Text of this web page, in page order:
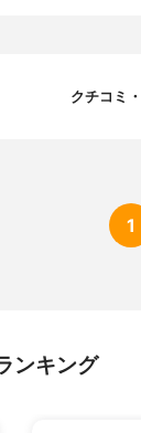
クチコミ
1
ンキング